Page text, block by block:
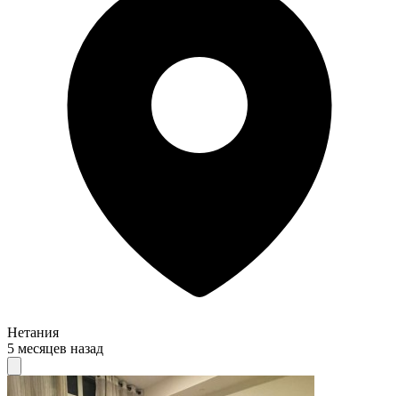
Нетания
5 месяцев назад